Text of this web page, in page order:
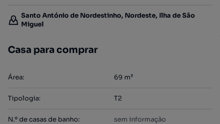
Santo António de Nordestinho, Nordeste, Ilha de São
Miguel
Casa para comprar
Área: 69 m²
Tipologia: T2
N.º de casas de banho: sem informação